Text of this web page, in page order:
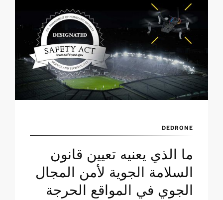
DEDRONE
ما الذي يعنيه تعيين قانون
السلامة الجوية لأمن المجال
الجوي في المواقع الحرجة